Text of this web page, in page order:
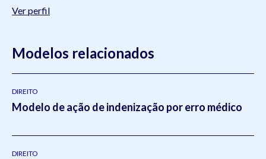
Ver perfil
Modelos relacionados
DIREITO
Modelo de ação de indenização por erro médico
DIREITO